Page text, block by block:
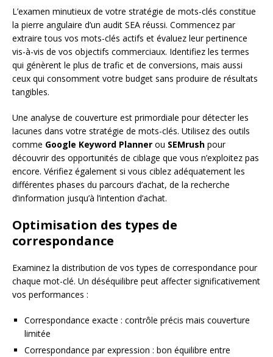
L’examen minutieux de votre stratégie de mots-clés constitue
la pierre angulaire d’un audit SEA réussi. Commencez par
extraire tous vos mots-clés actifs et évaluez leur pertinence
vis-à-vis de vos objectifs commerciaux. Identifiez les termes
qui génèrent le plus de trafic et de conversions, mais aussi
ceux qui consomment votre budget sans produire de résultats
tangibles.
Une analyse de couverture est primordiale pour détecter les
lacunes dans votre stratégie de mots-clés. Utilisez des outils
comme Google Keyword Planner ou SEMrush pour
découvrir des opportunités de ciblage que vous n’exploitez pas
encore. Vérifiez également si vous ciblez adéquatement les
différentes phases du parcours d’achat, de la recherche
d’information jusqu’à l’intention d’achat.
Optimisation des types de
correspondance
Examinez la distribution de vos types de correspondance pour
chaque mot-clé. Un déséquilibre peut affecter significativement
vos performances :
Correspondance exacte : contrôle précis mais couverture
limitée
Correspondance par expression : bon équilibre entre